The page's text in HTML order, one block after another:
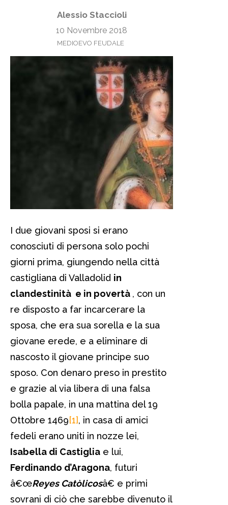
Alessio Staccioli
10 Novembre 2018
MEDIOEVO FEUDALE
I due giovani sposi si erano
conosciuti di persona solo pochi
giorni prima, giungendo nella città
castigliana di Valladolid in
clandestinità e in povertà , con un
re disposto a far incarcerare la
sposa, che era sua sorella e la sua
giovane erede, e a eliminare di
nascosto il giovane principe suo
sposo. Con denaro preso in prestito
e grazie al via libera di una falsa
bolla papale, in una mattina del 19
Ottobre 1469[1], in casa di amici
fedeli erano uniti in nozze lei,
Isabella di Castiglia e lui,
Ferdinando d’Aragona, futuri
â€œReyes Catòlicosâ€ e primi
sovrani di ciò che sarebbe divenuto il